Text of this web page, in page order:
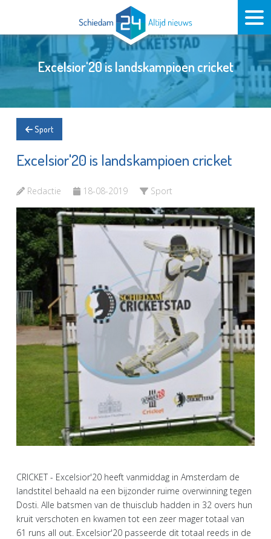
Excelsior'20 is landskampioen cricket
Sport
Excelsior'20 is landskampioen cricket
Redactie 18-08-2019 Sport
CRICKET - Excelsior'20 heeft vanmiddag in Amsterdam de
landstitel behaald na een bijzonder ruime overwinning tegen
Dosti. Alle batsmen van de thuisclub hadden in 32 overs hun
kruit verschoten en kwamen tot een zeer mager totaal van
61 runs all out. Excelsior'20 passeerde dit totaal reeds in de